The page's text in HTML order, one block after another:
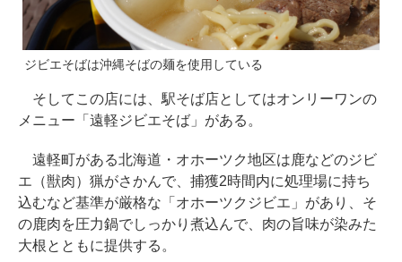
ジビエそばは沖縄そばの麺を使用している
そしてこの店には、駅そば店としてはオンリーワンの
メニュー「遠軽ジビエそば」がある。
遠軽町がある北海道・オホーツク地区は鹿などのジビ
エ（獣肉）猟がさかんで、捕獲2時間内に処理場に持ち
込むなど基準が厳格な「オホーツクジビエ」があり、そ
の鹿肉を圧力鍋でしっかり煮込んで、肉の旨味が染みた
大根とともに提供する。